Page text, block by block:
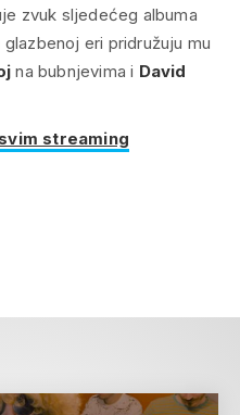
zvuk sljedećeg albuma
eri pridružuju mu
na bubnjevima i David
streaming